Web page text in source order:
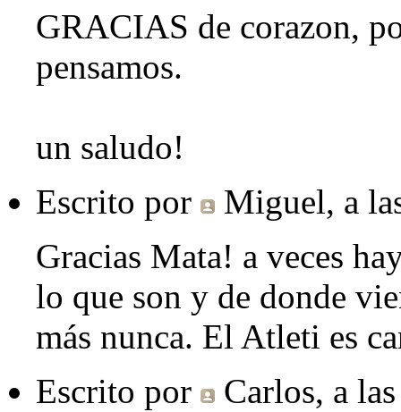
GRACIAS de corazon,
pensamos.
un saludo!
Escrito por
Miguel, a
Gracias Mata! a veces
lo que son y de donde
más nunca. El Atleti es
Escrito por
Carlos, a